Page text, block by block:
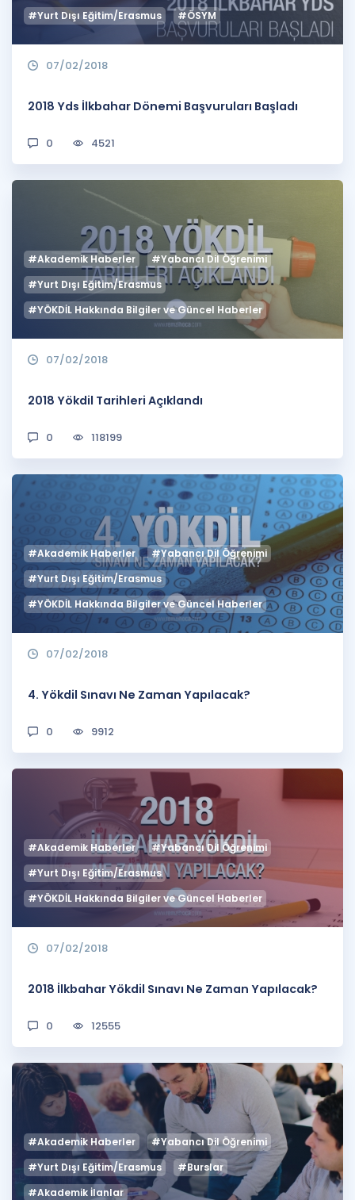
#Yurt Dışı Eğitim/Erasmus #ÖSYM
07/02/2018
2018 Yds İlkbahar Dönemi Başvuruları Başladı
0 4521
#Akademik Haberler
#Yabancı Dil Öğrenimi
#Yurt Dışı Eğitim/Erasmus
#YÖKDİL Hakkında Bilgiler ve Güncel Haberler
07/02/2018
2018 Yökdil Tarihleri Açıklandı
0 118199
#Akademik Haberler
#Yabancı Dil Öğrenimi
#Yurt Dışı Eğitim/Erasmus
#YÖKDİL Hakkında Bilgiler ve Güncel Haberler
07/02/2018
4. Yökdil Sınavı Ne Zaman Yapılacak?
0 9912
#Akademik Haberler
#Yabancı Dil Öğrenimi
#Yurt Dışı Eğitim/Erasmus
#YÖKDİL Hakkında Bilgiler ve Güncel Haberler
07/02/2018
2018 İlkbahar Yökdil Sınavı Ne Zaman Yapılacak?
0 12555
#Akademik Haberler
#Yabancı Dil Öğrenimi
#Yurt Dışı Eğitim/Erasmus
#Burslar
#Akademik İlanlar